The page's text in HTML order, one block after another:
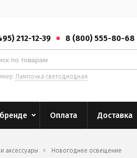
212-12-39 8 (800) 555-80-68
Лампочка светодиодная
Оплата Доставка
аксессуары Новогоднее освещение